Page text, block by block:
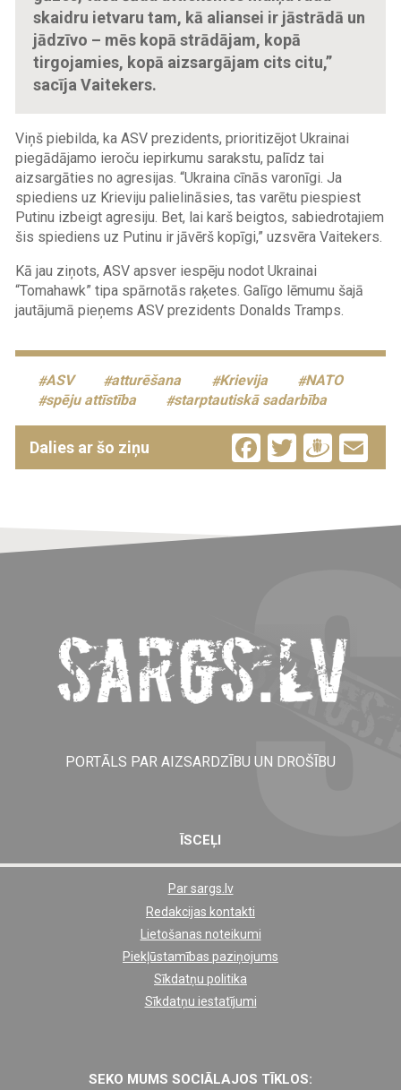
skaidru ietvaru tam, kā aliansei ir jāstrādā un
jādzīvo – mēs kopā strādājam, kopā
tirgojamies, kopā aizsargājam cits citu,”
sacīja Vaitekers.
Viņš piebilda, ka ASV prezidents, prioritizējot Ukrainai
piegādājamo ieroču iepirkumu sarakstu, palīdz tai
aizsargāties no agresijas. “Ukraina cīnās varonīgi. Ja
spiediens uz Krieviju palielināsies, tas varētu piespiest
Putinu izbeigt agresiju. Bet, lai karš beigtos, sabiedrotajiem
šis spiediens uz Putinu ir jāvērš kopīgi,” uzsvēra Vaitekers.
Kā jau ziņots, ASV apsver iespēju nodot Ukrainai
“Tomahawk” tipa spārnotās raķetes. Galīgo lēmumu šajā
jautājumā pieņems ASV prezidents Donalds Tramps.
ASV atturēšana Krievija
NATO
spēju attīstība
starptautiskā sadarbība
Dalies ar šo ziņu Facebook
Twitter
PORTĀLS PAR AIZSARDZĪBU UN DROŠĪBU
SEKO MUMS SOCIĀLAJOS TĪKLOS:
ĪSCEĻI
Par sargs.lv
Redakcijas kontakti
Lietošanas noteikumi
Piekļūstamības paziņojums
Sīkdatņu politika
Sīkdatņu iestatījumi